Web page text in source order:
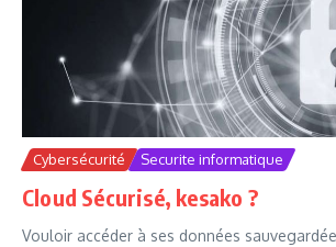
Cybersécurité Securite informatique
Cloud Sécurisé, kesako ?
Vouloir accéder à ses données